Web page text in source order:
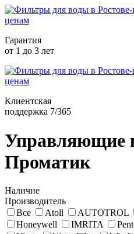
Гарантия
от 1 до 3 лет
Клиентская
поддержка 7/365
Управляющие
Проматик
Наличие
Производитель
Все
Atoll AUTOTROL
Honeywell
IMRITA